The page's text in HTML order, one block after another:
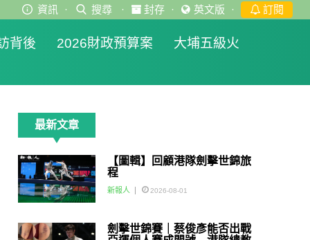
資訊 · 搜尋 · 封存 · 英文版 · 訂閱
背後 2026財政預算案
大埔五級火
最新文章
【圖輯】回顧港隊劍擊世錦旅
程
新報人 2026-08-01
劍擊世錦賽｜蔡俊彥能否出戰